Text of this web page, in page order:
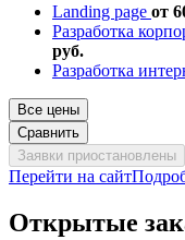
Landing page от
Разработка
руб.
Разработка
Все цены
Сравнить
Заявки приостановлены
Перейти на сайт
Открытые